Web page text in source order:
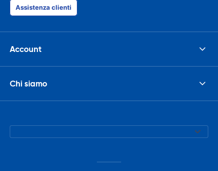
Assistenza clienti
Account
Chi siamo